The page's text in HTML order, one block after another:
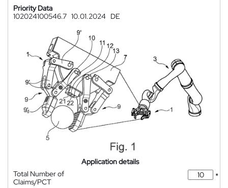
Priority Data
102024100546.7 10.01.2024 DE
Application details
Total Number of
Claims/PCT
*